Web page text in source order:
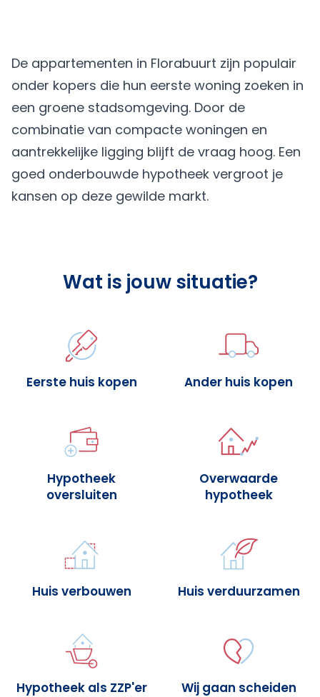
De appartementen in Florabuurt zijn populair
onder kopers die hun eerste woning zoeken in
een groene stadsomgeving. Door de
combinatie van compacte woningen en
aantrekkelijke ligging blijft de vraag hoog. Een
goed onderbouwde hypotheek vergroot je
kansen op deze gewilde markt.
Wat is jouw situatie?
Eerste huis kopen Ander huis kopen
Hypotheek
oversluiten
Overwaarde
hypotheek
Huis verbouwen Huis verduurzamen
Hypotheek als ZZP'er Wij gaan scheiden